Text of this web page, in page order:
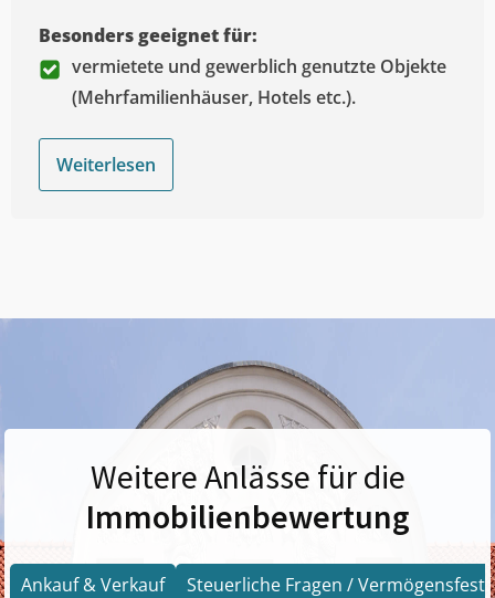
Besonders geeignet für:
vermietete und gewerblich genutzte Objekte
(Mehrfamilienhäuser, Hotels etc.).
Weiterlesen
Weitere Anlässe für die
Immobilienbewertung
Ankauf & Verkauf Steuerliche Fragen /